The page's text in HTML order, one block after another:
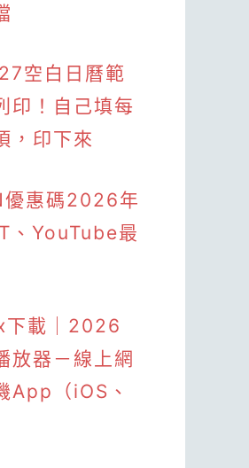
空白日曆範
印！自己填每
，印下來
惠碼2026年
、YouTube最
載｜2026
放器－線上網
App（iOS、